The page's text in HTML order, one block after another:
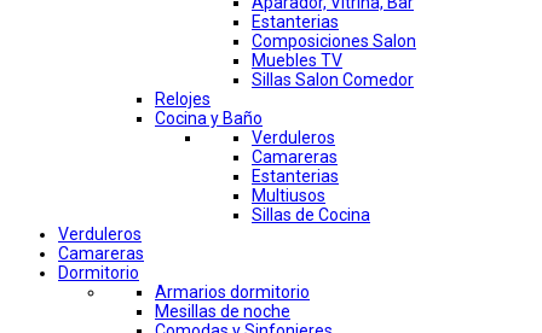
Estanterias
Composiciones Salon
Muebles TV
Sillas Salon Comedor
Relojes
Cocina y Baño
Verduleros
Camareras
Estanterias
Multiusos
Sillas de Cocina
Verduleros
Camareras
Dormitorio
Armarios dormitorio
Mesillas de noche